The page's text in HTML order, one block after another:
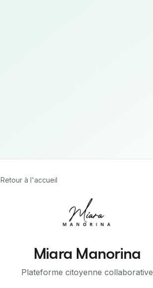
Retour à l'accueil
Miara Manorina
Plateforme citoyenne collaborative